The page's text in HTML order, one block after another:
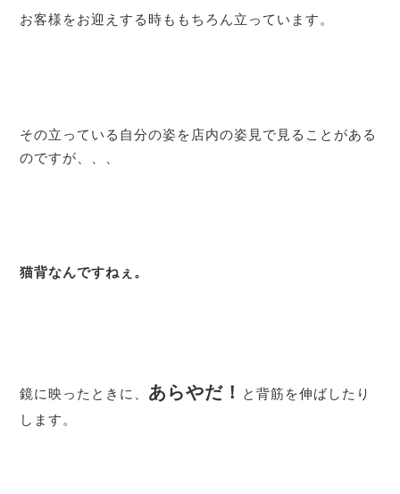
お客様をお迎えする時ももちろん立っています。
その立っている自分の姿を店内の姿見で見ることがある
のですが、、、
猫背なんですねぇ。
鏡に映ったときに、 あらやだ！
と背筋を伸ばしたり
します。